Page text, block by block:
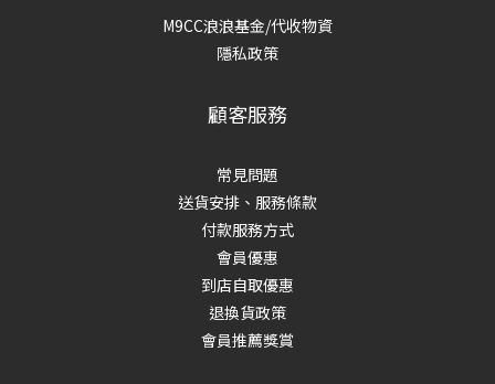
M9CC浪浪基金/代收物資
隱私政策
顧客服務
常見問題
送貨安排、服務條款
付款服務方式
會員優惠
到店自取優惠
退換貨政策
會員推薦獎賞